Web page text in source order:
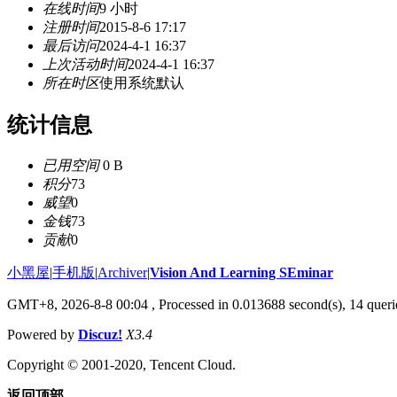
在线时间9 小时
注册时间2015-8-6 17:17
最后访问2024-4-1 16:37
上次活动时间2024-4-1 16:37
所在时区使用系统默认
统计信息
已用空间0 B
积分73
威望0
金钱73
贡献0
小黑屋|手机版|Archiver|Vision And Learning SEminar
GMT+8, 2026-8-8 00:04 , Processed in 0.013688 second(s), 14
Powered by Discuz! X3.4
Copyright © 2001-2020, Tencent Cloud.